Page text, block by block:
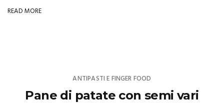
READ MORE
ANTIPASTI E FINGER FOOD
Pane di patate con semi vari